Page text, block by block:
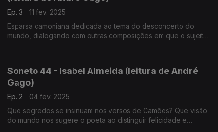
Ep. 3
11 fev. 2025
Esparsa camoniana dedicada ao tema do desconcerto do
mundo, dialogando com outras composições em que o sujeito
Soneto 44 - Isabel Almeida (leitura de André
Gago)
Ep. 2
04 fev. 2025
Que segredos se insinuam nos versos de Camões? Que visão
do mundo nos sugere o poeta ao distinguir felicidade e